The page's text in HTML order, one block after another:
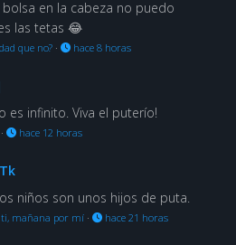
bolsa en la cabeza no puedo
las tetas 😂
que no? · hace 8 horas
es infinito. Viva el puterío!
· hace 12 horas
niños son unos hijos de puta.
mañana por mí · hace 21 horas